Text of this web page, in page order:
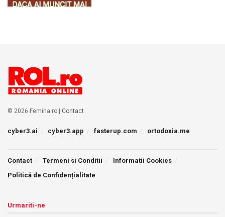
© 2026 Femina.ro | Contact
cyber3.ai cyber3.app fasterup.com ortodoxia.me
Contact Termeni si Conditii
Informatii Cookies
Politică de Confidențialitate
Urmariti-ne